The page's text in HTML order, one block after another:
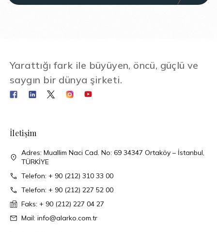
Yarattığı fark ile büyüyen, öncü, güçlü ve
saygın bir dünya şirketi.
İletişim
Adres: Muallim Naci Cad. No: 69 34347 Ortaköy – İstanbul,
TÜRKİYE
Telefon: + 90 (212) 310 33 00
Telefon: + 90 (212) 227 52 00
Faks: + 90 (212) 227 04 27
Mail: info@alarko.com.tr